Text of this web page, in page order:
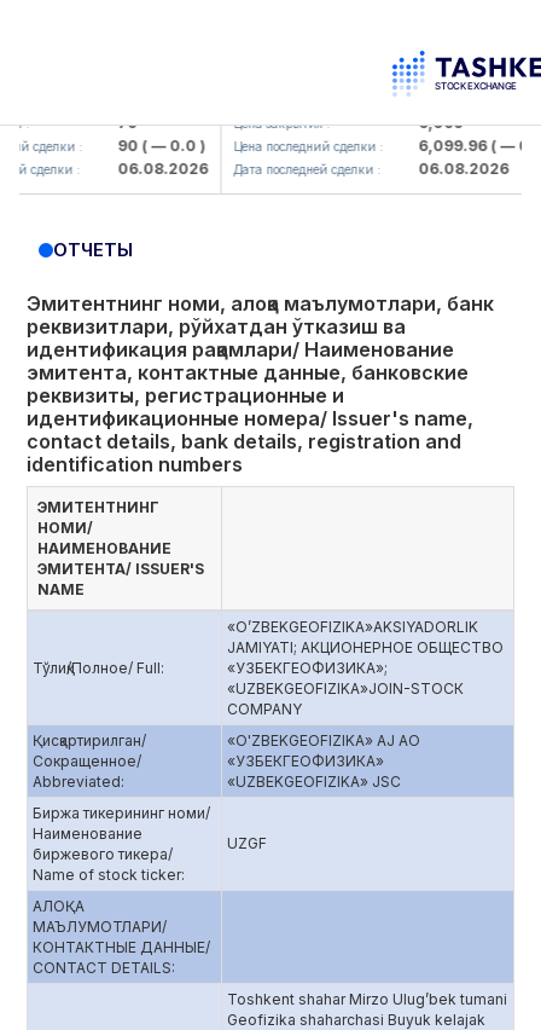
79
: 90 ( — 0.0 )
: 06.08.2026
UZMK (<O'zmetkombinat> AJ)
Цена закрытия : 6,099
Цена последний сделки : 6,099.96( — 0.0 )
Дата последней сделки : 06.08.2026
ОТЧЕТЫ
Эмитентнинг номи, алоқа маълумотлари, банк
реквизитлари, рўйхатдан ўтказиш ва
идентификация рақамлари/ Наименование
эмитента, контактные данные, банковские
реквизиты, регистрационные и
идентификационные номера/ Issuer's name,
contact details, bank details, registration and
identification numbers
ЭМИТЕНТНИНГ
НОМИ/
НАИМЕНОВАНИЕ
ЭМИТЕНТА/ ISSUER'S
NAME
Тўлиқ/Полное/ Full:
«O’ZBEKGEOFIZIKA»AKSIYADORLIK
JAMIYATI; АКЦИОНЕРНОЕ ОБЩЕСТВО
«УЗБЕКГЕОФИЗИКА»;
«UZBEKGEOFIZIKA»JOIN-STOCК
COMPANY
Қисқартирилган/
Сокращенное/
Abbreviated:
«O'ZBEKGEOFIZIKA» AJ АО
«УЗБЕКГЕОФИЗИКА»
«UZBEKGEOFIZIKA» JSC
Биржа тикерининг номи/
Наименование
биржевого тикера/
Name of stock ticker:
UZGF
АЛОҚА
МАЪЛУМОТЛАРИ/
КОНТАКТНЫЕ ДАННЫЕ/
CONTACT DETAILS:
Toshkent shahar Mirzo Ulug’bek tumani
Geofizika shaharchasi Buyuk kelajak